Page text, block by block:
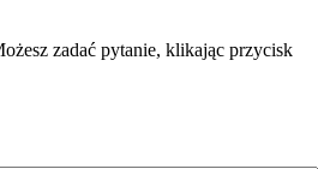
zadać pytanie, klikając przycisk